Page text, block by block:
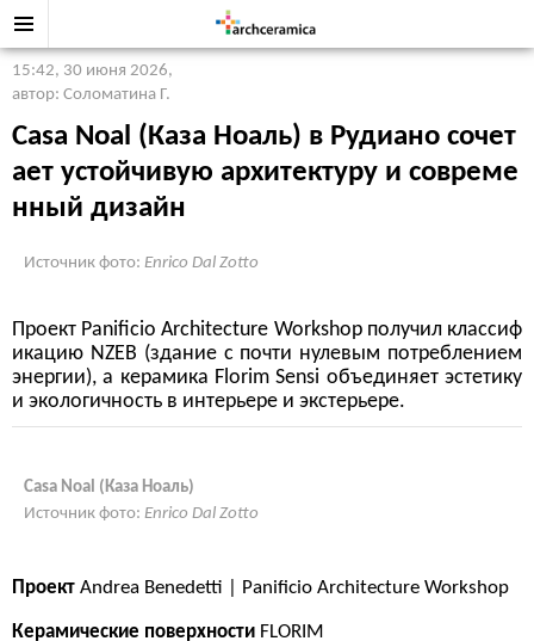
15:42, 30 июня 2026,
автор: Соломатина Г.
Casa Noal (Каза Ноаль) в Рудиано сочет
ает устойчивую архитектуру и совреме
нный дизайн
Источник фото: Enrico Dal Zotto
Проект Panificio Architecture Workshop получил классиф
икацию NZEB (здание с почти нулевым потреблением
энергии), а керамика Florim Sensi объединяет эстетику
и экологичность в интерьере и экстерьере.
Casa Noal (Каза Ноаль)
Источник фото: Enrico Dal Zotto
Проект Andrea Benedetti | Panificio Architecture Workshop
Керамические поверхности FLORIM